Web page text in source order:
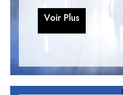
Voir Plus
Voir Plus